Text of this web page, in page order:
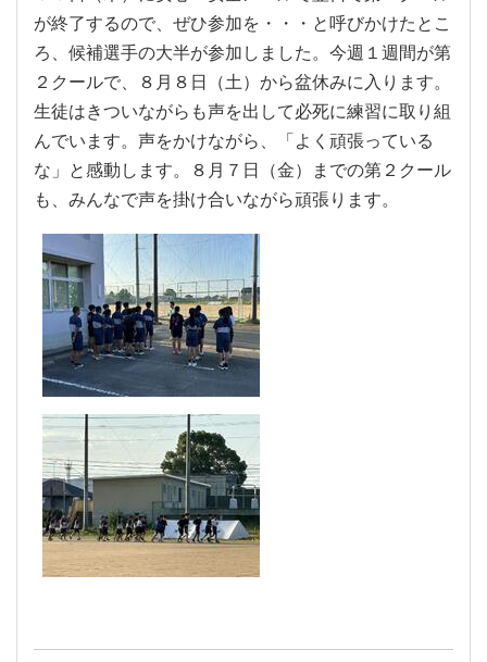
が終了するので、ぜひ参加を・・・と呼びかけたとこ
ろ、候補選手の大半が参加しました。今週１週間が第
２クールで、８月８日（土）から盆休みに入ります。
生徒はきついながらも声を出して必死に練習に取り組
んでいます。声をかけながら、「よく頑張っている
な」と感動します。８月７日（金）までの第２クール
も、みんなで声を掛け合いながら頑張ります。